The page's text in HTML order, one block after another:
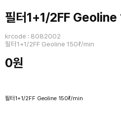
필터1+1/2FF
krcode : 8082002
필터1+1/2FF Geoline 150ℓ/min
0원
필터1+1/2FF Geoline 150ℓ/min